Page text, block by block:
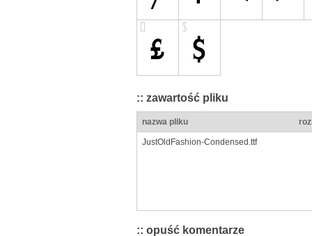
:: zawartość pliku
nazwa pliku
JustOldFashion-Condensed.ttf
:: opuść komentarze